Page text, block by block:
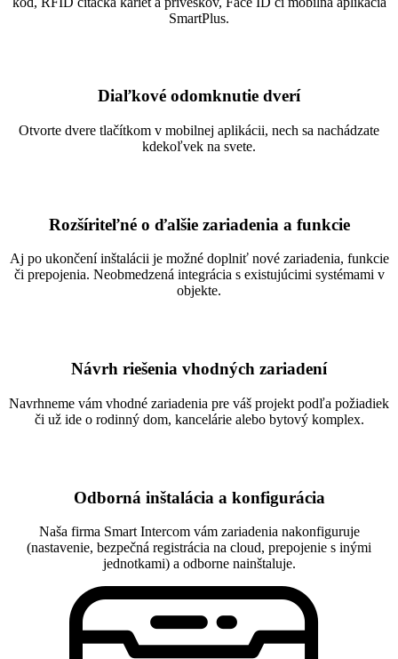
SmartPlus.
Diaľkové odomknutie dverí
Otvorte dvere tlačítkom v mobilnej aplikácii, nech sa nachádzate
kdekoľvek na svete.
Rozšíriteľné o ďalšie zariadenia a funkcie
Aj po ukončení inštalácii je možné doplniť nové zariadenia, funkcie
či prepojenia. Neobmedzená integrácia s existujúcimi systémami v
objekte.
Návrh riešenia vhodných zariadení
Navrhneme vám vhodné zariadenia pre váš projekt podľa požiadiek
či už ide o rodinný dom, kancelárie alebo bytový komplex.
Odborná inštalácia a konfigurácia
Naša firma Smart Intercom vám zariadenia nakonfiguruje
(nastavenie, bezpečná registrácia na cloud, prepojenie s inými
jednotkami) a odborne nainštaluje.